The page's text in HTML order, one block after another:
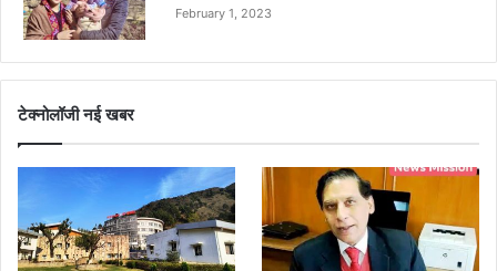
February 1, 2023
टेक्नोलॉजी नई खबर